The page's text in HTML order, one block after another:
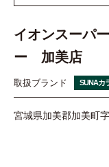
イオンスーパ
ー 加美店
取扱ブランド SUNAカ
宮城県加美郡加美町